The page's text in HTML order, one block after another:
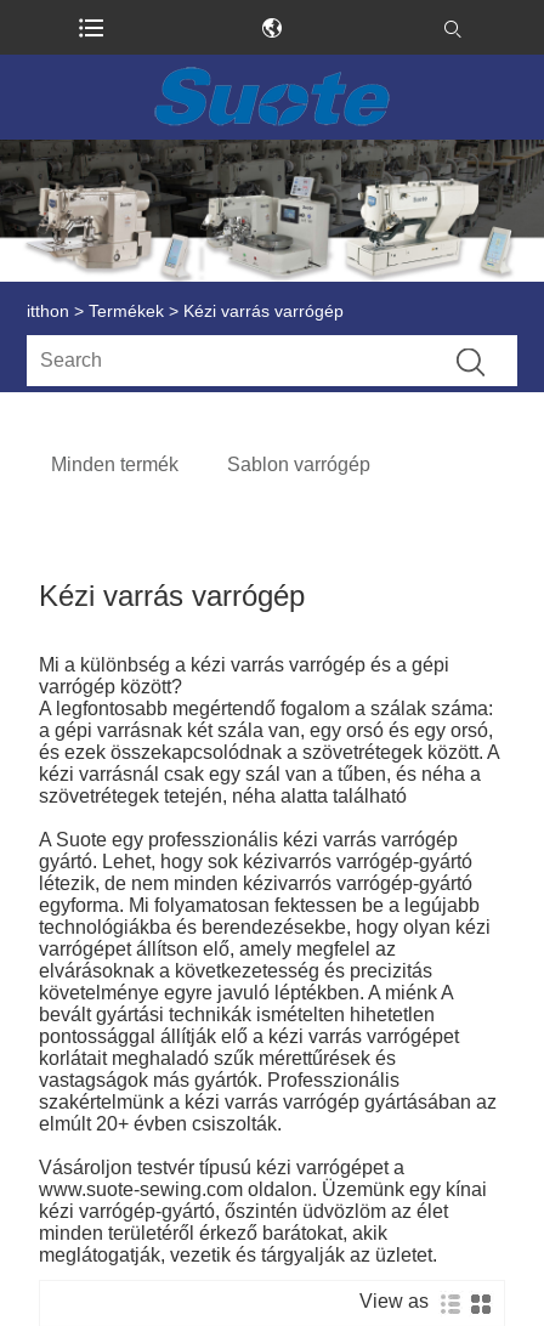
itthon > Termékek > Kézi varrás varrógép
Minden termék Sablon varrógép
Kézi varrás varrógép
Mi a különbség a kézi varrás varrógép és a gépi
varrógép között?
A legfontosabb megértendő fogalom a szálak száma:
a gépi varrásnak két szála van, egy orsó és egy orsó,
és ezek összekapcsolódnak a szövetrétegek között. A
kézi varrásnál csak egy szál van a tűben, és néha a
szövetrétegek tetején, néha alatta található
A Suote egy professzionális kézi varrás varrógép
gyártó. Lehet, hogy sok kézivarrós varrógép-gyártó
létezik, de nem minden kézivarrós varrógép-gyártó
egyforma. Mi folyamatosan fektessen be a legújabb
technológiákba és berendezésekbe, hogy olyan kézi
varrógépet állítson elő, amely megfelel az
elvárásoknak a következetesség és precizitás
követelménye egyre javuló léptékben. A miénk A
bevált gyártási technikák ismételten hihetetlen
pontossággal állítják elő a kézi varrás varrógépet
korlátait meghaladó szűk mérettűrések és
vastagságok más gyártók. Professzionális
szakértelmünk a kézi varrás varrógép gyártásában az
elmúlt 20+ évben csiszolták.
Vásároljon testvér típusú kézi varrógépet a
www.suote-sewing.com oldalon. Üzemünk egy kínai
kézi varrógép-gyártó, őszintén üdvözlöm az élet
minden területéről érkező barátokat, akik
meglátogatják, vezetik és tárgyalják az üzletet.
View as